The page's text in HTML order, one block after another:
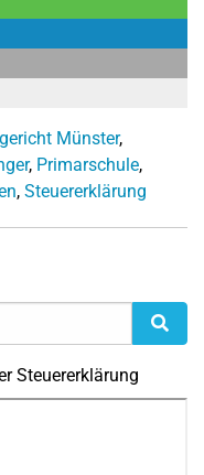
Münster,
, Primarschule,
, Steuererklärung
Steuererklärung